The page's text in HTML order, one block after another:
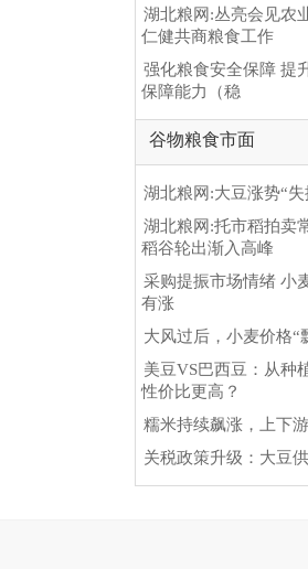
湖北粮网:丛亮会见农
仁健共商粮食工作
强化粮食安全保障 提
保障能力（稳
谷物粮食市面
湖北粮网:大豆涨势“
湖北粮网:托市稻拍卖
稻谷轮出渐入高峰
采购提振市场情绪 小
有涨
大风过后，小麦价格“
美豆VS巴西豆：从种
性价比更高？
糯米持续飙涨，上下
关税政策升级：大豆